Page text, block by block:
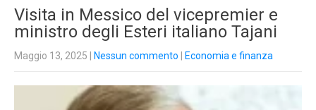
Visita in Messico del vicepremier e
ministro degli Esteri italiano Tajani
Maggio 13, 2025 Nessun commento Economia e finanza